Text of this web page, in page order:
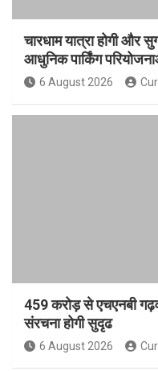
चारधाम यात्रा होगी और
आधुनिक पार्किंग
6 August 2026
459 करोड़ से एचएनबी
संरचना होगी सुदृढ
6 August 2026